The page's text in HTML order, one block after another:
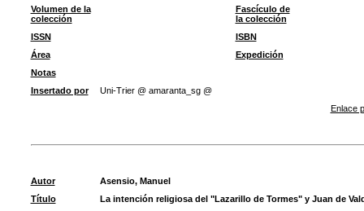
Volumen de la
colección
Fascículo de
la colección
ISSN
ISBN
Área
Expedición
Notas
Insertado por
Uni-Trier @ amaranta_sg @
Enlace
Autor
Asensio, Manuel
Título
La intención religiosa del "Lazarillo de Tormes" y Juan de